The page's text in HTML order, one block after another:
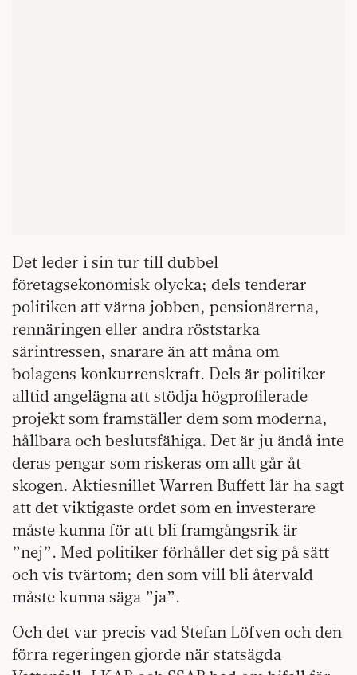
Det leder i sin tur till dubbel
företagsekonomisk olycka; dels tenderar
politiken att värna jobben, pensionärerna,
rennäringen eller andra röststarka
särintressen, snarare än att måna om
bolagens konkurrenskraft. Dels är politiker
alltid angelägna att stödja högprofilerade
projekt som framställer dem som moderna,
hållbara och beslutsfähiga. Det är ju ändå inte
deras pengar som riskeras om allt går åt
skogen. Aktiesnillet Warren Buffett lär ha sagt
att det viktigaste ordet som en investerare
måste kunna för att bli framgångsrik är
”nej”. Med politiker förhåller det sig på sätt
och vis tvärtom; den som vill bli återvald
måste kunna säga ”ja”.
Och det var precis vad Stefan Löfven och den
förra regeringen gjorde när statsägda